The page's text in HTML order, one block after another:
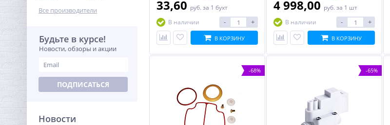
UNI-FITT
695,36
Все производители
Будьте в курсе!
Новости, обзоры и акции
ПОДПИСАТЬСЯ
Новости
33,60 руб. за 1 бухт
В наличии
- +
В КОРЗИНУ
4 998,00 руб. за 1 шт
В наличии
- +
В КОРЗИНУ
-68% -65%